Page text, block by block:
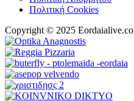
Πολιτική Cookies
Copyright © 2025